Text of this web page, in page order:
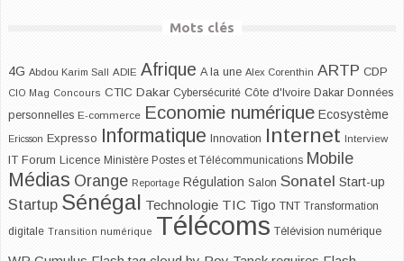
Mots clés
4G Abdou Karim Sall ADIE Afrique A la une Alex Corenthin ARTP CDP
CIO Mag Concours CTIC Dakar Cybersécurité Côte d'Ivoire Dakar Données
personnelles E-commerce Economie numérique Ecosystème
Ericsson Expresso Informatique Innovation Internet Interview
IT Forum Licence Ministère Postes et Télécommunications Mobile
Médias Orange Reportage Régulation Salon Sonatel Start-up
Startup Sénégal Technologie TIC Tigo TNT Transformation
digitale Transition numérique Télécoms Télévision numérique